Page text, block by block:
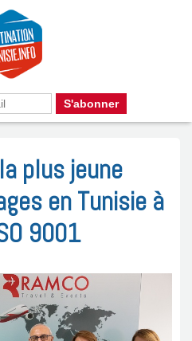
plus jeune
en Tunisie à
9001